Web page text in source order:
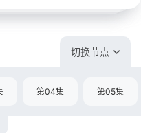
切换节点
第04集 第05集